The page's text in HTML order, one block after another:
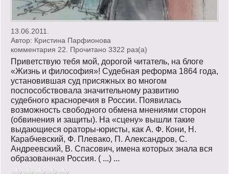
13.06.2011.
Автор: Кристина Парфионова
комментария 22. Прочитано 3322 раз(a)
Приветствую тебя мой, дорогой читатель, на блоге
«Жизнь и философия»! Судебная реформа 1864 года,
установившая суд присяжных во многом
поспособствовала значительному развитию
судебного красноречия в России. Появилась
возможность свободного обмена мнениями сторон
(обвинения и защиты). На «сцену» вышли такие
выдающиеся ораторы-юристы, как А. Ф. Кони, Н.
Карабчевский, Ф. Плевако, П. Александров, С.
Андреевский, В. Спасович, имена которых знала вся
образованная Россия. ( ...) ...